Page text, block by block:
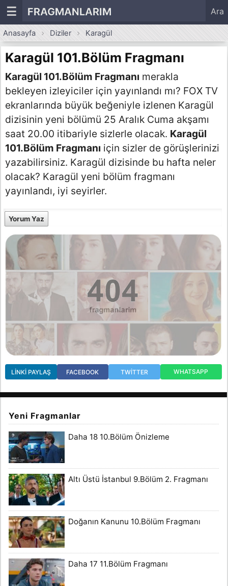
☰ FRAGMANLARIM Ara
Anasayfa Diziler Karagül
Karagül 101.Bölüm Fragmanı
Karagül 101.Bölüm Fragmanı merakla
bekleyen izleyiciler için yayınlandı mı? FOX TV
ekranlarında büyük beğeniyle izlenen Karagül
dizisinin yeni bölümü 25 Aralık Cuma akşamı
saat 20.00 itibariyle sizlerle olacak. Karagül
101.Bölüm Fragmanı için sizler de görüşlerinizi
yazabilirsiniz. Karagül dizisinde bu hafta neler
olacak? Karagül yeni bölüm fragmanı
yayınlandı, iyi seyirler.
Yorum Yaz
LINKI PAYLAŞ FACEBOOK TWITTER WHATSAPP
Yeni Fragmanlar
Daha 18 10.Bölüm Önizleme
Altı Üstü İstanbul 9.Bölüm 2. Fragmanı
Doğanın Kanunu 10.Bölüm Fragmanı
Daha 17 11.Bölüm Fragmanı